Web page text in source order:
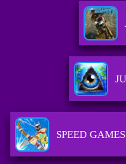
SPEED GAMES